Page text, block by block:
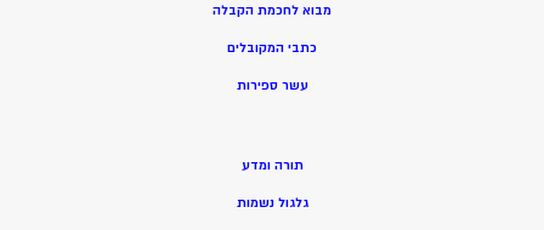
מבוא לחכמת הקבלה
כתבי המקובלים
עשר ספירות
תורה ומדע
גלגול נשמות